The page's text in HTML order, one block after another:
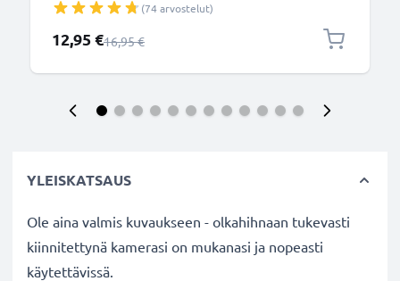
kaukosäätimellä puhelimelle ja kameralle -
iPhonelle, GoProlle, Androidille ynm.
(74 arvostelut)
Erikoishinta
12,95 €Normaali hinta
16,95 €
YLEISKATSAUS
Ole aina valmis kuvaukseen - olkahihnaan tukevasti
kiinnitettynä kamerasi on mukanasi ja nopeasti
käytettävissä.